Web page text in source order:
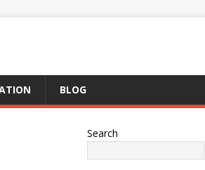
BLOG
Search